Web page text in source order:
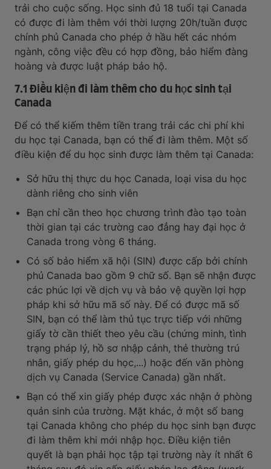
trải cho cuộc sống. Học sinh đủ 18 tuổi tại Canada
có được đi làm thêm với thời lượng 20h/tuần được
chính phủ Canada cho phép ở hầu hết các nhóm
ngành, công việc đều có hợp đồng, bảo hiểm đàng
hoàng và được luật pháp bảo hộ.
7.1 Điều kiện đi làm thêm cho du học sinh tại
Canada
Để có thể kiếm thêm tiền trang trải các chi phí khi
du học tại Canada, bạn có thể đi làm thêm. Một số
điều kiện để du học sinh được làm thêm tại Canada:
Sở hữu thị thực du học Canada, loại visa du học
dành riêng cho sinh viên
Bạn chỉ cần theo học chương trình đào tạo toàn
thời gian tại các trường cao đẳng hay đại học ở
Canada trong vòng 6 tháng.
Có số bảo hiểm xã hội (SIN) được cấp bởi chính
phủ Canada bao gồm 9 chữ số. Bạn sẽ nhận được
các phúc lợi về dịch vụ và bảo vệ quyền lợi hợp
pháp khi sở hữu mã số này. Để có được mã số
SIN, bạn có thể làm thủ tục trực tiếp với những
giấy tờ cần thiết theo yêu cầu (chứng minh, tình
trạng pháp lý, hồ sơ nhập cảnh, thẻ thường trú
nhân, giấy phép du học,...) hoặc đến văn phòng
dịch vụ Canada (Service Canada) gần nhất.
Bạn có thể xin giấy phép được xác nhận ở phòng
quản sinh của trường. Mặt khác, ở một số bang
tại Canada không cho phép du học sinh bạn được
đi làm thêm khi mới nhập học. Điều kiện tiên
quyết là bạn phải học tập tại trường này ít nhất 6